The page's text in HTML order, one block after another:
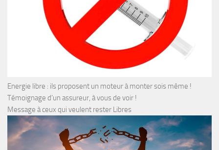
Energie libre : ils proposent un moteur à monter sois même !
Témoignage d’un assureur, à vous de voir !
Message à ceux qui veulent rester Libres